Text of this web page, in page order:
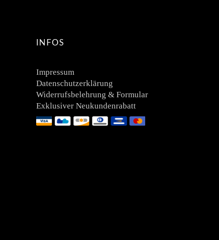
INFOS
Impressum
Datenschutzerklärung
Widerrufsbelehrung & Formular
Exklusiver Neukundenrabatt